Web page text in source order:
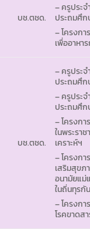
บช.ตชด.
– ครูประจ
ประถมศึก
– โครงกา
เพื่ออาหา
บช.ตชด.
– ครูประจ
ประถมศึก
– ครูประจ
ประถมศึก
– โครงกา
ในพระราช
เคราะห์ฯ
– โครงกา
เสริมสุขภ
อนามัยแม่
ในถิ่นทุรกั
– โครงก
โรคขาดส